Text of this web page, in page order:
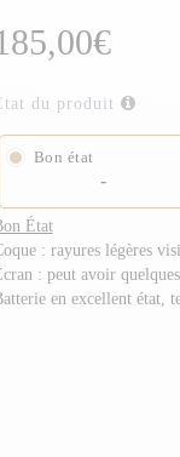
du produit
Bon état
-
État
: rayures légères
: peut avoir
en excellent état,